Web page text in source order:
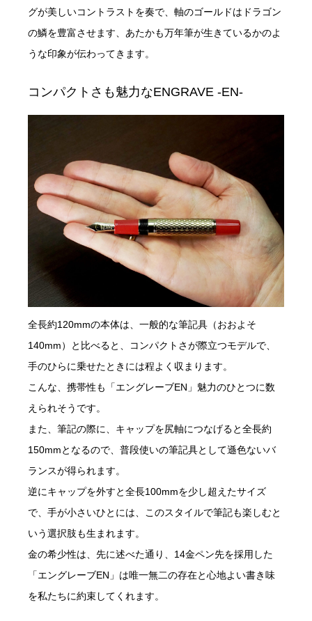
グが美しいコントラストを奏で、軸のゴールドはドラゴン
の鱗を豊富させます、あたかも万年筆が生きているかのよ
うな印象が伝わってきます。
コンパクトさも魅力なENGRAVE -EN-
全長約120mmの本体は、一般的な筆記具（おおよそ
140mm）と比べると、コンパクトさが際立つモデルで、
手のひらに乗せたときには程よく収まります。
こんな、携帯性も「エングレーブEN」魅力のひとつに数
えられそうです。
また、筆記の際に、キャップを尻軸につなげると全長約
150mmとなるので、普段使いの筆記具として遜色ないバ
ランスが得られます。
逆にキャップを外すと全長100mmを少し超えたサイズ
で、手が小さいひとには、このスタイルで筆記も楽しむと
いう選択肢も生まれます。
金の希少性は、先に述べた通り、14金ペン先を採用した
「エングレーブEN」は唯一無二の存在と心地よい書き味
を私たちに約束してくれます。